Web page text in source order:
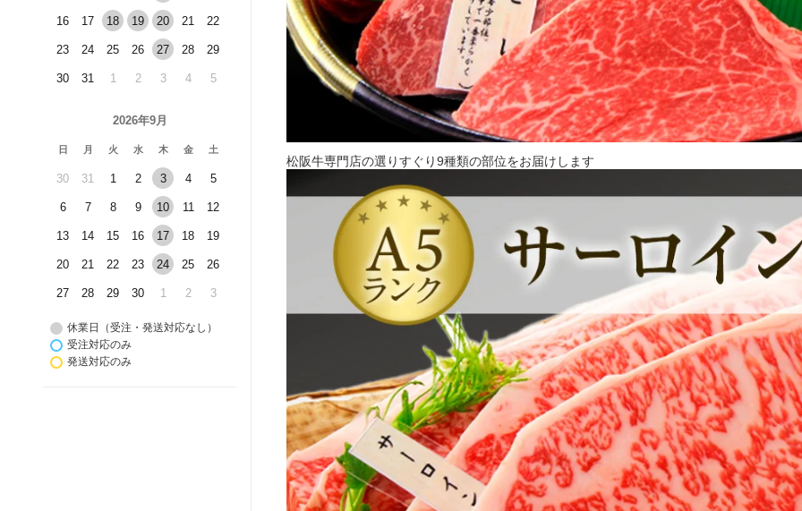
16 17 18 19 20 21 22
23 24 25 26 27 28 29
30 31 1 2 3 4 5
2026年9月
日 月 火 水 木 金 土
30 31 1 2 3 4 5
6 7 8 9 10 11 12
13 14 15 16 17 18 19
20 21 22 23 24 25 26
27 28 29 30 1 2 3
休業日（受注・発送対応なし）
受注対応のみ
発送対応のみ
松阪牛専門店の選りすぐり9種類の部位をお届けします